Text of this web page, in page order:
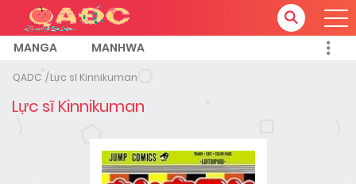
MANGA MANHWA
QADC Lực sĩ Kinnikuman
Lực sĩ Kinnikuman